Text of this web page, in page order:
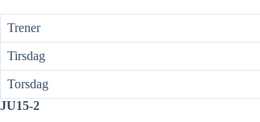
Trener
Tirsdag
Torsdag
JU15-2